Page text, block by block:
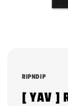
RIPNDIP
[ YAV ]